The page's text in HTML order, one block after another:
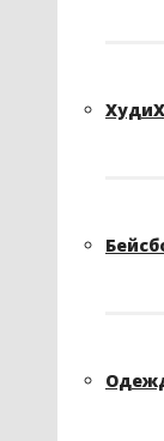
Худи